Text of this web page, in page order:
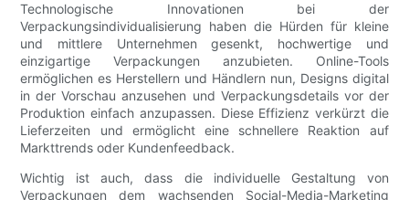
Technologische Innovationen bei der
Verpackungsindividualisierung haben die Hürden für kleine
und mittlere Unternehmen gesenkt, hochwertige und
einzigartige Verpackungen anzubieten. Online-Tools
ermöglichen es Herstellern und Händlern nun, Designs digital
in der Vorschau anzusehen und Verpackungsdetails vor der
Produktion einfach anzupassen. Diese Effizienz verkürzt die
Lieferzeiten und ermöglicht eine schnellere Reaktion auf
Markttrends oder Kundenfeedback.
Wichtig ist auch, dass die individuelle Gestaltung von
Verpackungen dem wachsenden Social-Media-Marketing